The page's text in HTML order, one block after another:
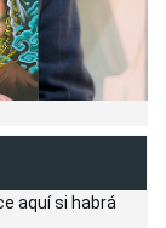
aquí si habrá